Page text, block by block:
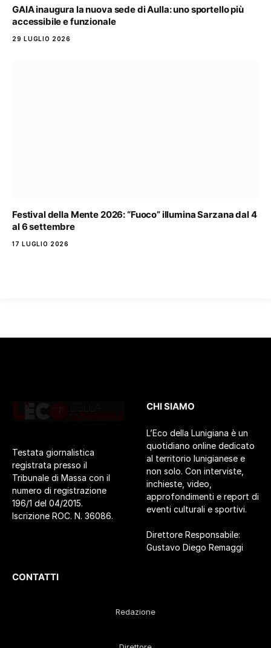
GAIA inaugura la nuova sede di Aulla: uno sportello più
accessibile e funzionale
29 LUGLIO 2026
Festival della Mente 2026: “Fuoco” illumina Sarzana dal 4
al 6 settembre
17 LUGLIO 2026
Testata giornalistica
registrata presso il
Tribunale di Massa con il
numero di registrazione
196/1 del 04/2015.
Iscrizione ROC. N. 36086.
CHI SIAMO
L’Eco della Lunigiana è un
quotidiano online dedicato
al territorio lunigianese e
non solo. Con interviste,
inchieste, video,
approfondimenti e report di
eventi culturali e sportivi.
Direttore Responsabile:
Gustavo Diego Remaggi
CONTATTI
Redazione